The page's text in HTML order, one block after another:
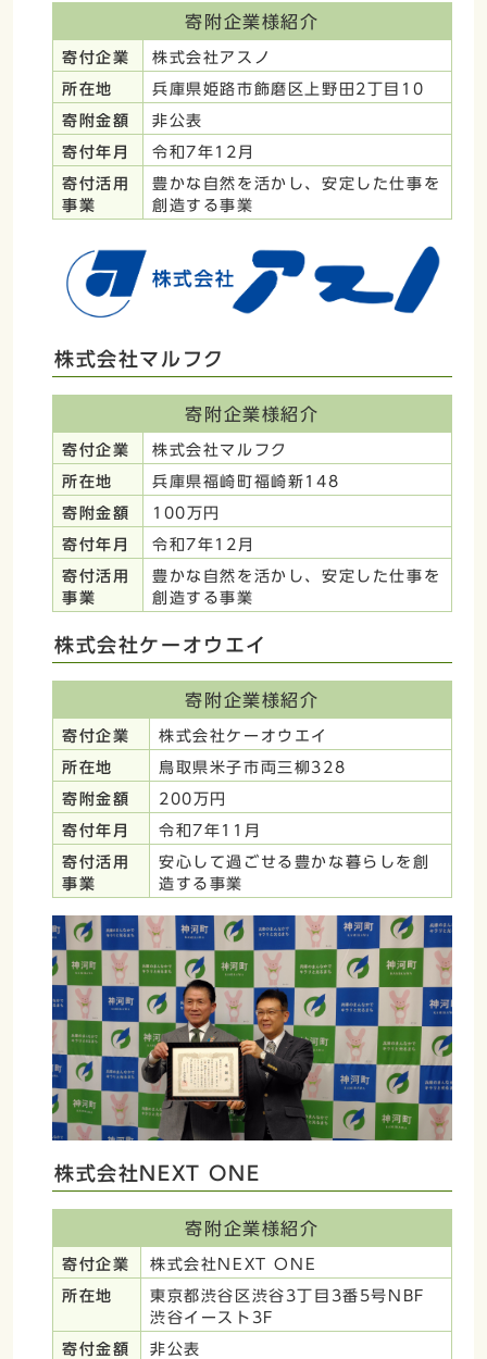
寄附企業様紹介
寄付企業 株式会社アスノ
所在地 兵庫県姫路市飾磨区上野田2丁目10
寄附金額 非公表
寄付年月 令和7年12月
寄付活用
事業
豊かな自然を活かし、安定した仕事を
創造する事業
株式会社マルフク
寄附企業様紹介
寄付企業 株式会社マルフク
所在地 兵庫県福崎町福崎新148
寄附金額 100万円
寄付年月 令和7年12月
寄付活用
事業
豊かな自然を活かし、安定した仕事を
創造する事業
株式会社ケーオウエイ
寄附企業様紹介
寄付企業 株式会社ケーオウエイ
所在地 鳥取県米子市両三柳328
寄附金額 200万円
寄付年月 令和7年11月
寄付活用
事業
安心して過ごせる豊かな暮らしを創
造する事業
株式会社NEXT ONE
寄附企業様紹介
寄付企業 株式会社NEXT ONE
所在地
東京都渋谷区渋谷3丁目3番5号NBF
渋谷イースト3F
寄付金額 非公表